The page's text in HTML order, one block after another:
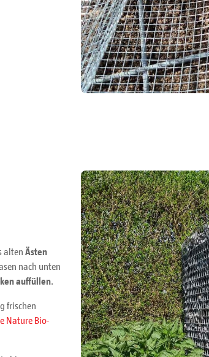
alten Ästen
nach unten
auffüllen
frischen
Nature Bio-